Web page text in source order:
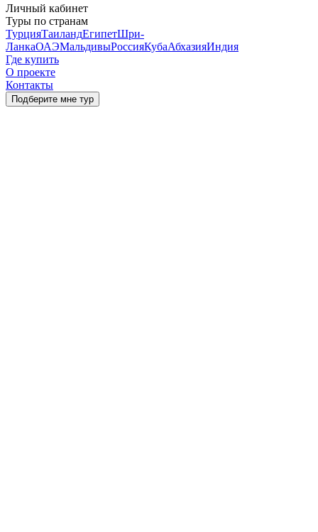
Личный кабинет
Туры по странам
ТурцияТаиландЕгипетШри-
ЛанкаОАЭМальдивыРоссияКубаАбхазияИндия
Где купить
О проекте
Контакты
Подберите мне тур